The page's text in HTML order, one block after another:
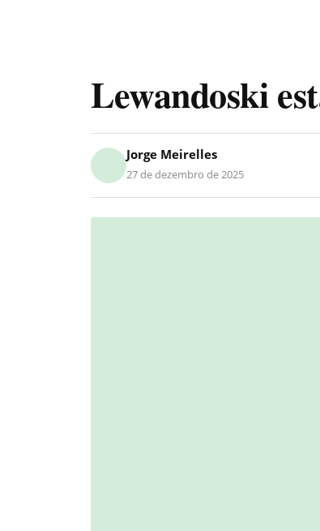
Lewandoski
Jorge Meirelles
27 de dezembro de 2025